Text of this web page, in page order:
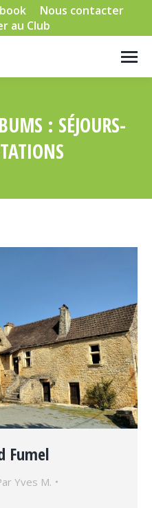
Nous contacter
au Club
: SÉJOURS-
Fumel
Yves M.